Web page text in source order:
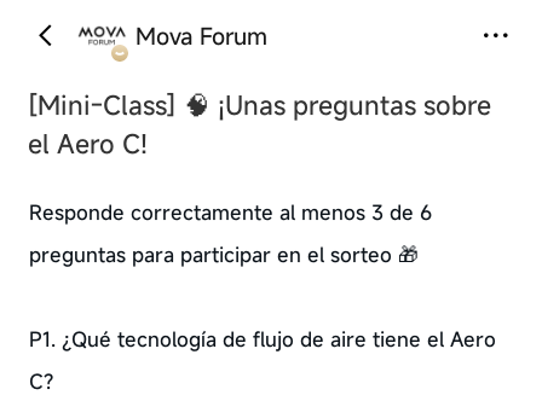
Mova Forum
[Mini-Class] 🧠 ¡Unas preguntas sobre
el Aero C!
Responde correctamente al menos 3 de 6
preguntas para participar en el sorteo 🎁
P1. ¿Qué tecnología de flujo de aire tiene el Aero
C?